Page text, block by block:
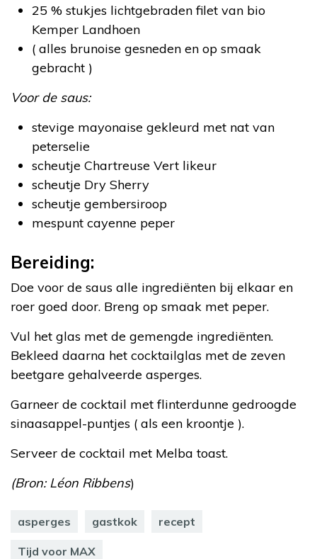
25 % stukjes lichtgebraden filet van bio
Kemper Landhoen
( alles brunoise gesneden en op smaak
gebracht )
Voor de saus:
stevige mayonaise gekleurd met nat van
peterselie
scheutje Chartreuse Vert likeur
scheutje Dry Sherry
scheutje gembersiroop
mespunt cayenne peper
Bereiding:
Doe voor de saus alle ingrediënten bij elkaar en
roer goed door. Breng op smaak met peper.
Vul het glas met de gemengde ingrediënten.
Bekleed daarna het cocktailglas met de zeven
beetgare gehalveerde asperges.
Garneer de cocktail met flinterdunne gedroogde
sinaasappel-puntjes ( als een kroontje ).
Serveer de cocktail met Melba toast.
(Bron: Léon Ribbens)
asperges gastkok recept
Tijd voor MAX